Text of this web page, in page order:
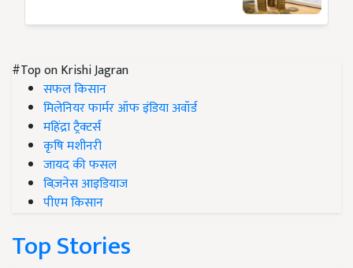
#Top on Krishi Jagran
सफल किसान
मिलेनियर फार्मर ऑफ इंडिया अवॉर्ड
महिंद्रा ट्रैक्टर्स
कृषि मशीनरी
जायद की फसल
बिज़नेस आइडियाज
पीएम किसान
Top Stories